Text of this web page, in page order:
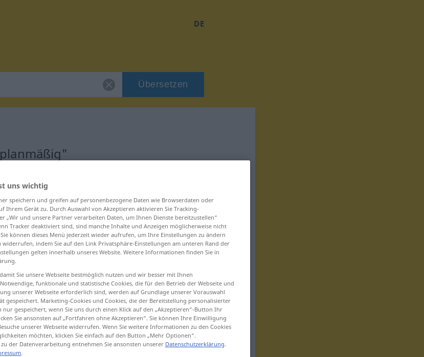
DE
Übersetzen
planmäßig
uns wichtig
speichern und greifen auf personenbezogene Daten wie Browserdaten oder
Ihrem Gerät zu. Durch Auswahl von Akzeptieren aktivieren Sie Tracking-
„Wir und unsere Partner verarbeiten Daten, um Ihnen Dienste bereitzustellen“
Tracker deaktiviert sind, sind manche Inhalte und Anzeigen möglicherweise nicht
können dieses Menü jederzeit wieder aufrufen, um Ihre Einstellungen zu ändern
indem Sie auf den Link Privatsphäre-Einstellungen am unteren Rand der
gelten innerhalb unseres Website. Weitere Informationen finden Sie in
Sie unsere Webseite bestmöglich nutzen und wir besser mit Ihnen
funktionale und statistische Cookies, die für den Betrieb der Webseite und
unserer Webseite erforderlich sind, werden auf Grundlage unserer Vorauswahl
gespeichert. Marketing-Cookies und Cookies, die der Bereitstellung personalisierter
gespeichert, wenn Sie uns durch einen Klick auf den „Akzeptieren“-Button Ihr
Sie ansonsten auf „Fortfahren ohne Akzeptieren“. Sie können Ihre Einwilligung
unserer Webseite widerrufen. Wenn Sie weitere Informationen zu den Cookies
möchten, klicken Sie einfach auf den Button „Mehr Optionen“.
der Datenverarbeitung entnehmen Sie ansonsten unserer Datenschutzerklärung.
.